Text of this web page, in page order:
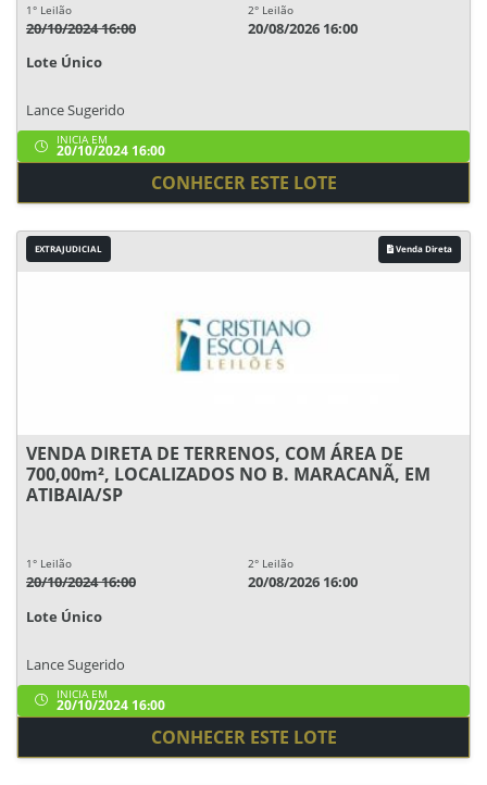
1° Leilão
20/10/2024 16:00
2° Leilão
20/08/2026 16:00
Lote Único
Lance Sugerido
INICIA EM
20/10/2024 16:00
CONHECER ESTE LOTE
EXTRAJUDICIAL Venda Direta
VENDA DIRETA DE TERRENOS, COM ÁREA DE
700,00m², LOCALIZADOS NO B. MARACANÃ, EM
ATIBAIA/SP
1° Leilão
20/10/2024 16:00
2° Leilão
20/08/2026 16:00
Lote Único
Lance Sugerido
INICIA EM
20/10/2024 16:00
CONHECER ESTE LOTE